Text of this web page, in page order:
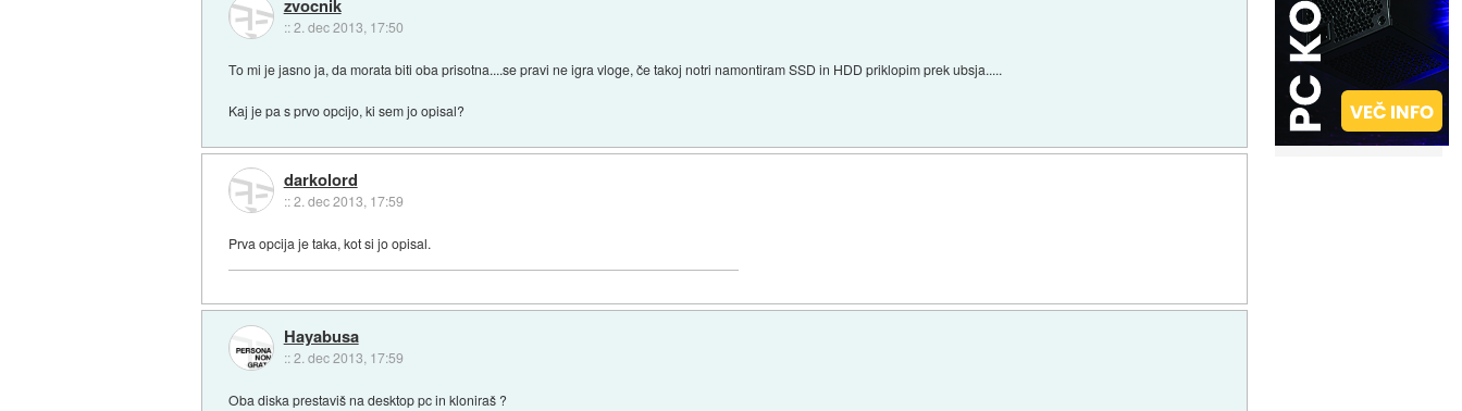
zvocnik
::2. dec 2013, 17:50
To mi je jasno ja, da morata biti oba prisotna....se pravi ne igra vloge, če takoj notri namontiram SSD in HDD priklopim prek ubsja.....
Kaj je pa s prvo opcijo, ki sem jo opisal?
darkolord
::2. dec 2013, 17:59
Prva opcija je taka, kot si jo opisal.
Hayabusa
::2. dec 2013, 17:59
Oba diska prestaviš na desktop pc in kloniraš ?